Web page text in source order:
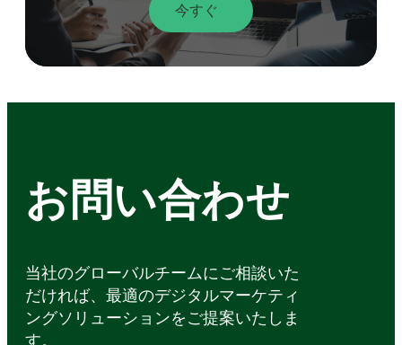
今すぐ
お問い合わせ
当社のグローバルチームにご相談いた
だければ、最適のデジタルマーケティ
ングソリューションをご提案いたしま
す。